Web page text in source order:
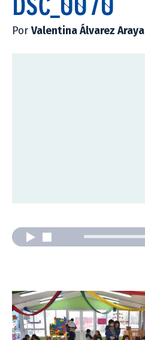
PorValentina Álvarez Araya